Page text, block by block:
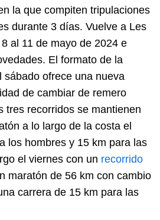
la que compiten tripulaciones
durante 3 días. Vuelve a Les
al 11 de mayo de 2024 e
El formato de la
sábado ofrece una nueva
de cambiar de remero
tres recorridos se mantienen
a lo largo de la costa el
los hombres y 15 km para las
el viernes con un recorrido
maratón de 56 km con cambio
carrera de 15 km para las